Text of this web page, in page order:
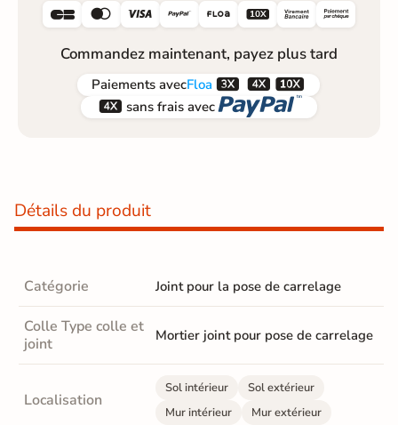
     
Commandez maintenant, payez plus tard
Paiements avecFloa  
 sans frais avec 
Détails du produit
Catégorie Joint pour la pose de carrelage
Colle Type colle et
joint
Mortier joint pour pose de carrelage
Localisation
Sol intérieur
Sol extérieur
Mur intérieur
Mur extérieur